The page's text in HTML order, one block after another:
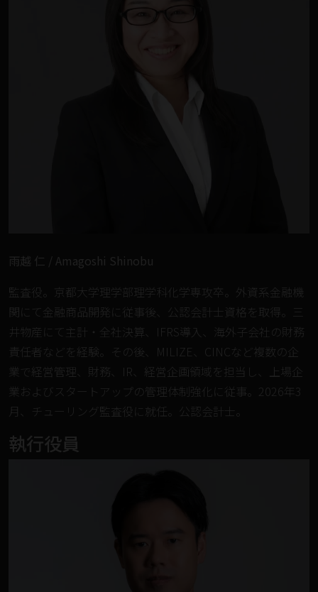
雨越 仁 / Amagoshi Shinobu
監査役。京都大学理学部理学科化学専攻卒。外資系金融機
関にて金融商品開発に従事後、公認会計士資格を取得。三
井物産にて主計・全社決算、IFRS導入、海外子会社の財務
責任者などを経験。その後、MILIZE、CINCなど複数の企
業で経営管理、財務、IR、経営企画領域を担当し、上場企
業およびスタートアップの管理体制強化に従事。2026年3
月、チューリング監査役に就任。公認会計士。
執行役員